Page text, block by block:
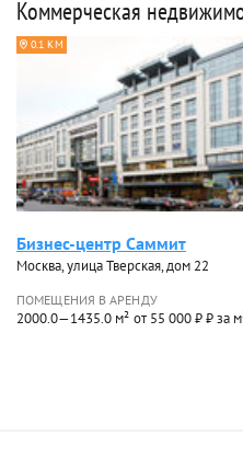
Коммерческая
0.1 КМ
Бизнес-центр Саммит
Москва, улица Тверская, дом 22
ПОМЕЩЕНИЯ В АРЕНДУ
2000.0—1435.0 м² от 55 000 ₽ ₽ за